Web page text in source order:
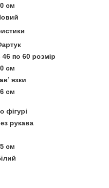
см
46 по 60 розмір
см
язки
см
фігурі
рукава
см